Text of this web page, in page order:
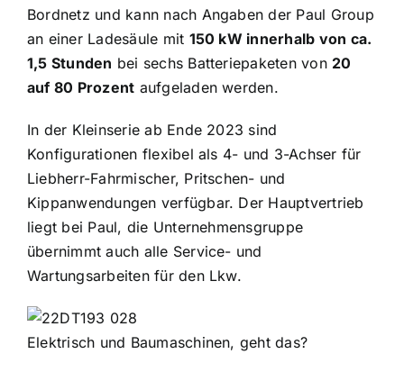
Bordnetz und kann nach Angaben der Paul Group
an einer Ladesäule mit 150 kW innerhalb von ca.
1,5 Stunden bei sechs Batteriepaketen von 20
auf 80 Prozent aufgeladen werden.
In der Kleinserie ab Ende 2023 sind
Konfigurationen flexibel als 4- und 3-Achser für
Liebherr-Fahrmischer, Pritschen- und
Kippanwendungen verfügbar. Der Hauptvertrieb
liegt bei Paul, die Unternehmensgruppe
übernimmt auch alle Service- und
Wartungsarbeiten für den Lkw.
Elektrisch und Baumaschinen, geht das?